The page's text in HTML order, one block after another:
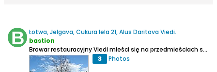
Łotwa, Jelgava, Cukura Iela 21, Alus Daritava Viedi.
bastion
Browar restauracyjny Viedi mieści się na przedmieściach spokojnego miasteczka jakim jest Jelgava. Ale generalnie można to przypiąć chyba do każdego łotewskiego miasta poza stolicą. W piękny letni dzień widać mnóstwo ludzi spacerujących, czy też oddających się żegludze po rzece Lelupie....
3 Photos